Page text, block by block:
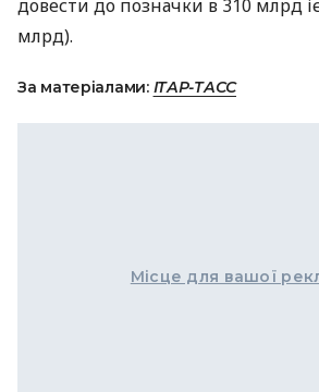
довести до позначки в 310 млрд
млрд).
За матеріалами: ІТАР-ТАСС
Місце для вашої